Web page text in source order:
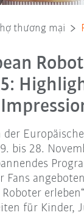
thương mại
der
bis 28.
Fans
Roboter
für Kinder,